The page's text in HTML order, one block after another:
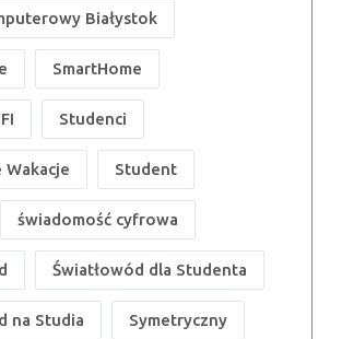
Białystok
SmartHome
Studenci
Wakacje Student
świadomość cyfrowa
Światłowód dla Studenta
na Studia Symetryczny